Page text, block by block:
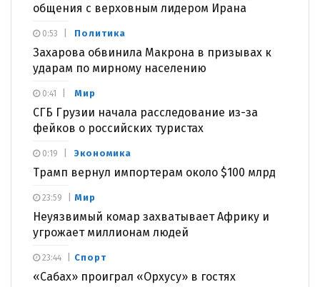
общения с верховным лидером Ирана
Политика
Захарова обвинила Макрона в призывах к
ударам по мирному населению
0:53
Мир
СГБ Грузии начала расследование из-за
фейков о российских туристах
0:41
Экономика
Трамп вернул импортерам около $100 млрд
0:19
Мир
Неуязвимый комар захватывает Африку и
угрожает миллионам людей
23:59
Спорт
«Сабах» проиграл «Орхусу» в гостях
23:44